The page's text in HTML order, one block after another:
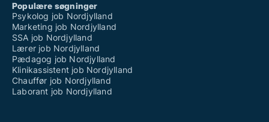
Populære søgninger
Psykolog job Nordjylland
Marketing job Nordjylland
SSA job Nordjylland
Lærer job Nordjylland
Pædagog job Nordjylland
Klinikassistent job Nordjylland
Chauffør job Nordjylland
Laborant job Nordjylland